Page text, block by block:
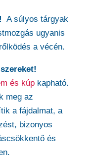
A súlyos tárgyak
ugyanis
a vécén.
és kúpkapható.
meg az
a fájdalmat, a
bizonyos
és